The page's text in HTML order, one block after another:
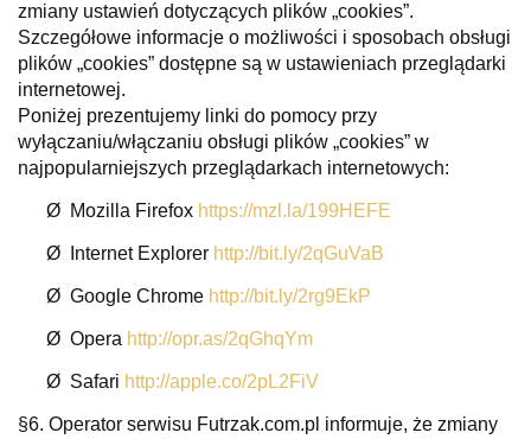
zmiany ustawień dotyczących plików „cookies”.
Szczegółowe informacje o możliwości i sposobach obsługi
plików „cookies” dostępne są w ustawieniach przeglądarki
internetowej.
Poniżej prezentujemy linki do pomocy przy
wyłączaniu/włączaniu obsługi plików „cookies” w
najpopularniejszych przeglądarkach internetowych:
Ø Mozilla Firefox https://mzl.la/199HEFE
Ø Internet Explorer http://bit.ly/2qGuVaB
Ø Google Chrome http://bit.ly/2rg9EkP
Ø Opera http://opr.as/2qGhqYm
Ø Safari http://apple.co/2pL2FiV
§6. Operator serwisu Futrzak.com.pl informuje, że zmiany